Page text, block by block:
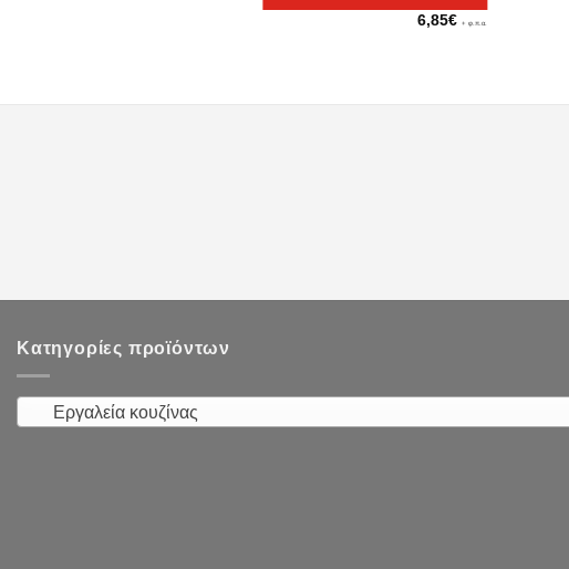
6,85€ + φ.π.α.
Κατηγορίες προϊόντων
Εργαλεία κουζίνας